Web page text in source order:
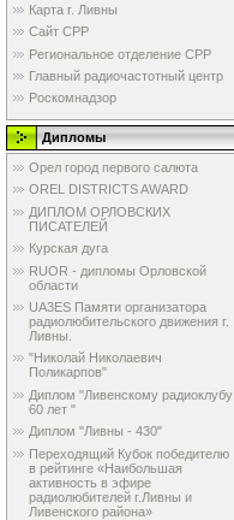
Карта г. Ливны
Сайт СРР
Региональное отделение СРР
Главный радиочастотный центр
Роскомнадзор
Дипломы
Орел город первого салюта
OREL DISTRICTS AWARD
ДИПЛОМ ОРЛОВСКИХ
ПИСАТЕЛЕЙ
Курская дуга
RUOR - дипломы Орловской
области
UA3ES Памяти организатора
радиолюбительского движения г.
Ливны.
"Николай Николаевич
Поликарпов"
Диплом "Ливенскому радиоклубу
60 лет "
Диплом "Ливны - 430"
Переходящий Кубок победителю
в рейтинге «Наибольшая
активность в эфире
радиолюбителей г.Ливны и
Ливенского района»